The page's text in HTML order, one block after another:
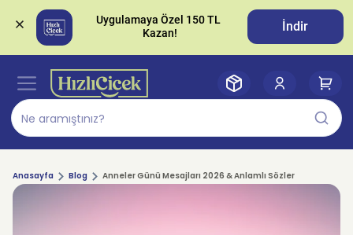
Uygulamaya Özel 150 TL
İndir
Anasayfa Blog Anneler Günü Mesajları 2026 & Anlamlı Sözler